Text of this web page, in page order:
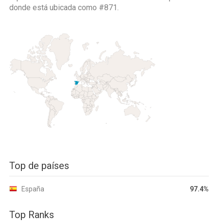
donde está ubicada como #871.
Top de países
España 97.4%
Top Ranks